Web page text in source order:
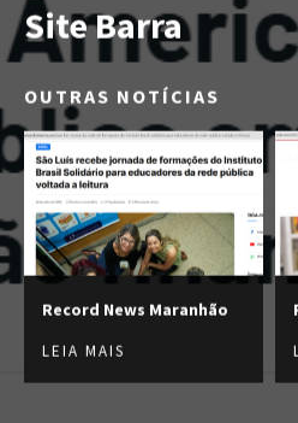
Site Barra
OUTRAS NOTÍCIAS
Record News Maranhão
LEIA MAIS